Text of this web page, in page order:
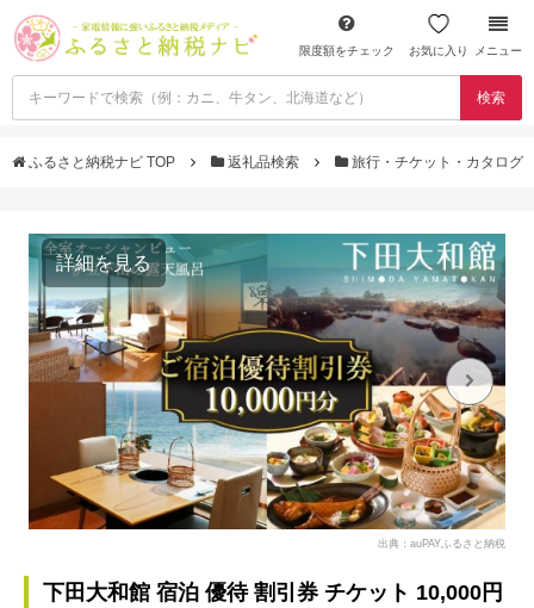
限度額をチェック お気に入り メニュー
検索
ふるさと納税ナビ TOP 返礼品検索 旅行・チケット・カタログ
詳細を見る
出典：auPAYふるさと納税
下田大和館 宿泊 優待 割引券 チケット 10,000円